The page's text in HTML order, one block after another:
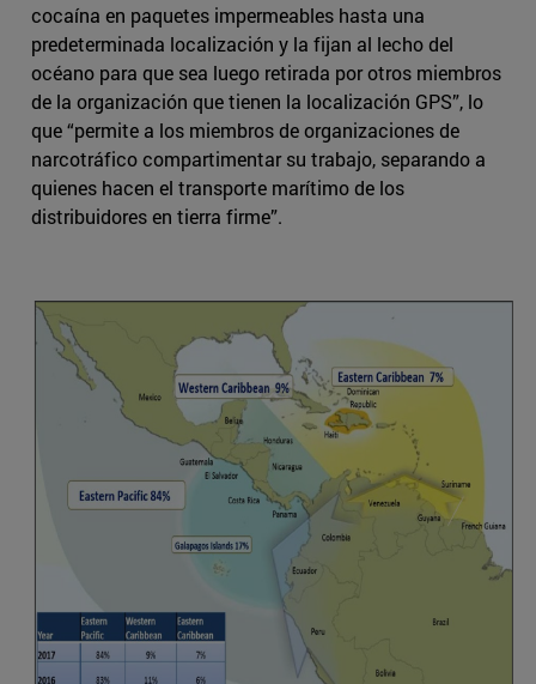
cocaína en paquetes impermeables hasta una
predeterminada localización y la fijan al lecho del
océano para que sea luego retirada por otros miembros
de la organización que tienen la localización GPS”, lo
que “permite a los miembros de organizaciones de
narcotráfico compartimentar su trabajo, separando a
quienes hacen el transporte marítimo de los
distribuidores en tierra firme”.